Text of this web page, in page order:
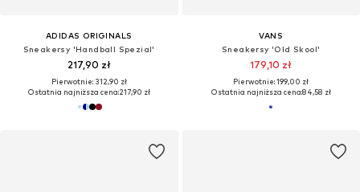
ADIDAS ORIGINALS
Sneakersy 'Handball Spezial'
217,90 zł
Pierwotnie: 312,90 zł
Ostatnia najniższa cena:217,90 zł
VANS
Sneakersy 'Old Skool'
179,10 zł
Pierwotnie: 199,00 zł
Ostatnia najniższa cena:84,58 zł